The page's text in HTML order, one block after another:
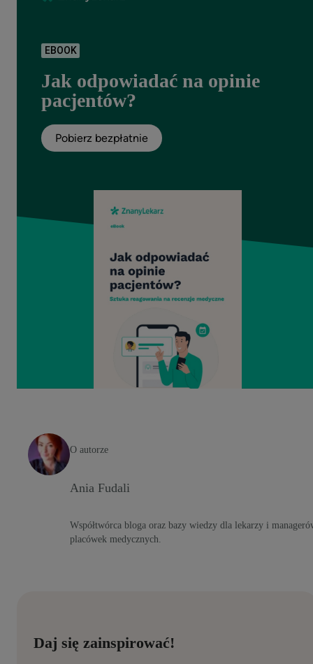
EBOOK
Jak odpowiadać na opinie
pacjentów?
Pobierz bezpłatnie
O autorze
Ania Fudali
Współtwórca bloga oraz bazy wiedzy dla lekarzy i
placówek medycznych.
Daj się zainspirować!